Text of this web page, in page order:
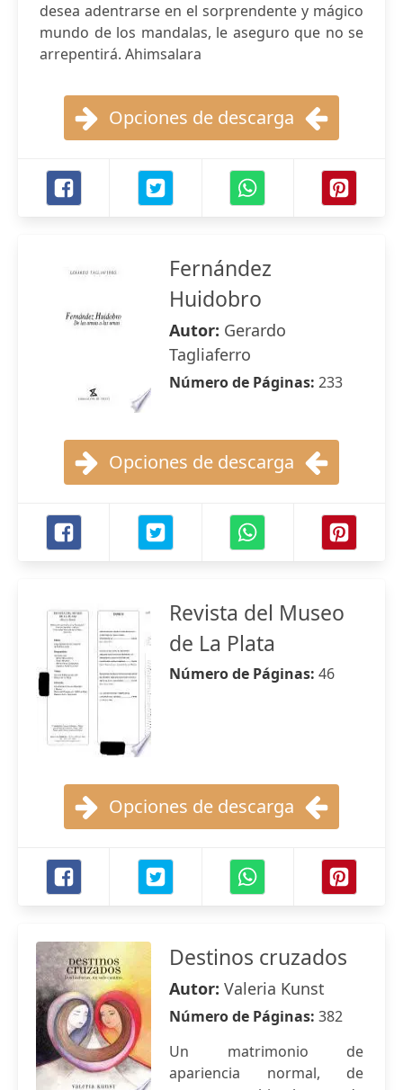
desea adentrarse en el sorprendente y mágico
mundo de los mandalas, le aseguro que no se
arrepentirá. Ahimsalara
Opciones de descarga
Fernández
Huidobro
Autor: Gerardo
Tagliaferro
Número de Páginas: 233
Opciones de descarga
Revista del Museo
de La Plata
Número de Páginas: 46
Opciones de descarga
Destinos cruzados
Autor: Valeria Kunst
Número de Páginas: 382
Un matrimonio de
apariencia normal, de